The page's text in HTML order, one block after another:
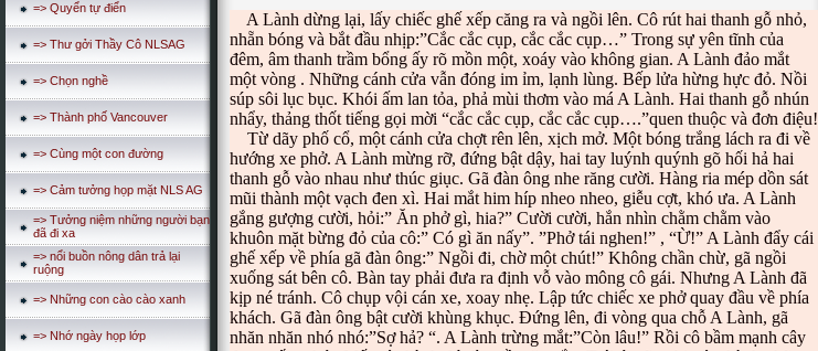
=> Quyển tự điển
=> Thư gởi Thầy Cô NLSAG
=> Chọn nghề
=> Thành phố Vancouver
=> Cùng một con đường
=> Cảm tưởng họp mặt NLS AG
=> Tưởng niệm những người bạn
đã đi xa
=> nổi buồn nông dân trả lại
ruộng
=> Những con cào cào xanh
=> Nhớ ngày họp lớp
A Lành dừng lại, lấy chiếc ghế xếp căng ra và ngồi lên. Cô rút hai thanh gỗ nhỏ,
nhẵn bóng và bắt đầu nhịp:”Cắc cắc cụp, cắc cắc cụp…” Trong sự yên tĩnh của
đêm, âm thanh trầm bổng ấy rõ mồn một, xoáy vào không gian. A Lành đảo mắt
một vòng . Những cánh cửa vẫn đóng im ỉm, lạnh lùng. Bếp lửa hừng hực đỏ. Nồi
súp sôi lục bục. Khói ấm lan tỏa, phả mùi thơm vào má A Lành. Hai thanh gỗ nhún
nhẩy, thảng thốt tiếng gọi mời “cắc cắc cụp, cắc cắc cụp….”quen thuộc và đơn điệu!
Từ dãy phố cổ, một cánh cửa chợt rên lên, xịch mở. Một bóng trắng lách ra đi về
hướng xe phở. A Lành mừng rỡ, đứng bật dậy, hai tay luýnh quýnh gõ hối hả hai
thanh gỗ vào nhau như thúc giục. Gã đàn ông nhe răng cười. Hàng ria mép dồn sát
mũi thành một vạch đen xì. Hai mắt him híp nheo nheo, giễu cợt, khó ưa. A Lành
gắng gượng cười, hỏi:” Ăn phở gì, hia?” Cười cười, hắn nhìn chằm chằm vào
khuôn mặt bừng đỏ của cô:” Có gì ăn nấy”. ”Phở tái nghen!” , “Ừ!” A Lành đẩy cái
ghế xếp về phía gã đàn ông:” Ngồi đi, chờ một chút!” Không chần chừ, gã ngồi
xuống sát bên cô. Bàn tay phải đưa ra định vỗ vào mông cô gái. Nhưng A Lành đã
kịp né tránh. Cô chụp vội cán xe, xoay nhẹ. Lập tức chiếc xe phở quay đầu về phía
khách. Gã đàn ông bật cười khùng khục. Đứng lên, đi vòng qua chỗ A Lành, gã
nhăn nhăn nhó nhó:”Sợ hả? “. A Lành trừng mắt:”Còn lâu!” Rồi cô bầm mạnh cây